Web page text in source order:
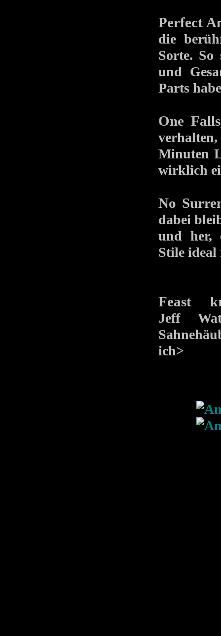
Perfect
die
Sorte.
und
Parts
One
Minuten
wirklich
No
dabei
und her,
Stile ideal
Feast
Jeff
ich>